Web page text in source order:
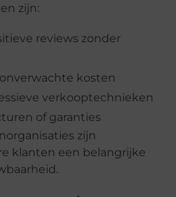
zijn:
reviews zonder
kosten
verkooptechnieken
of garanties
zijn
klanten een belangrijke